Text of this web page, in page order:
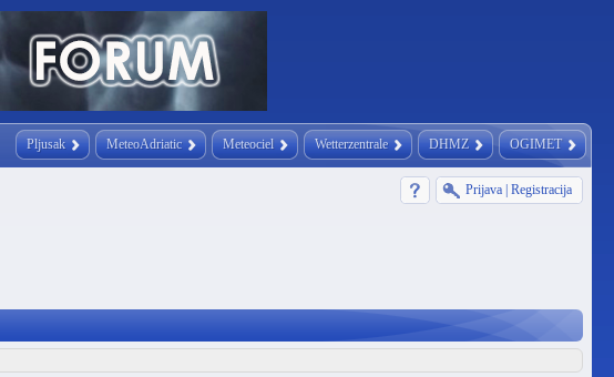
Pljusak MeteoAdriatic Meteociel Wetterzentrale DHMZ OGIMET
Prijava Registracija